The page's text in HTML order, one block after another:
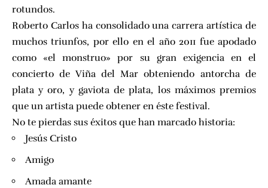
rotundos.
Roberto Carlos ha consolidado una carrera artística de
muchos triunfos, por ello en el año 2011 fue apodado
como «el monstruo» por su gran exigencia en el
concierto de Viña del Mar obteniendo antorcha de
plata y oro, y gaviota de plata, los máximos premios
que un artista puede obtener en éste festival.
No te pierdas sus éxitos que han marcado historia:
Jesús Cristo
Amigo
Amada amante